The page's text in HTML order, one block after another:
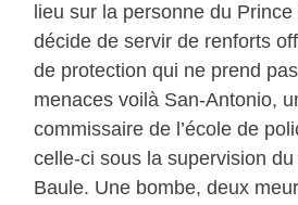
lieu sur la personne du
décide de servir de renforts
de protection qui ne prend
menaces voilà San-Antonio,
commissaire de l’école de
celle-ci sous la supervision
Baule. Une bombe, deux